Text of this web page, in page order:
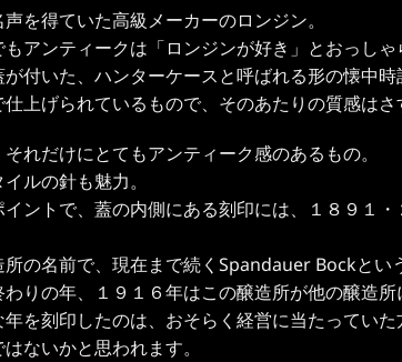
を得ていた高級メーカーのロンジン。
アンティークは「ロンジンが好き」とおっしゃ
付いた、ハンターケースと呼ばれる形の懐中時
上げられているもので、そのあたりの質感はさ
れだけにとてもアンティーク感のあるもの。
ルの針も魅力。
ントで、蓋の内側にある刻印には、１８９１
の名前で、現在まで続くSpandauer Bockとい
りの年、１９１６年はこの醸造所が他の醸造所
を刻印したのは、おそらく経営に当たってい
ないかと思われます。